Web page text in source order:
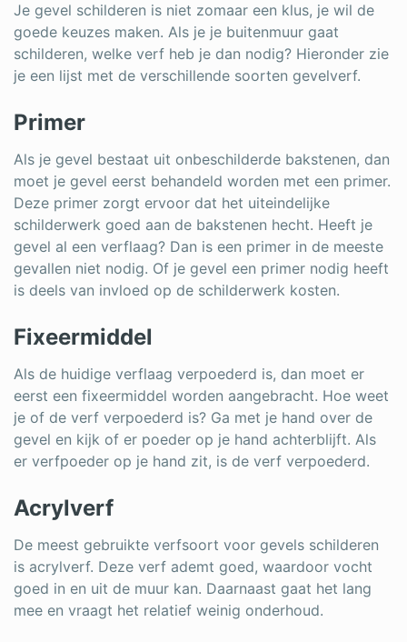
Je gevel schilderen is niet zomaar een klus, je wil de
goede keuzes maken. Als je je buitenmuur gaat
schilderen, welke verf heb je dan nodig? Hieronder zie
je een lijst met de verschillende soorten gevelverf.
Primer
Als je gevel bestaat uit onbeschilderde bakstenen, dan
moet je gevel eerst behandeld worden met een primer.
Deze primer zorgt ervoor dat het uiteindelijke
schilderwerk goed aan de bakstenen hecht. Heeft je
gevel al een verflaag? Dan is een primer in de meeste
gevallen niet nodig. Of je gevel een primer nodig heeft
is deels van invloed op de schilderwerk kosten.
Fixeermiddel
Als de huidige verflaag verpoederd is, dan moet er
eerst een fixeermiddel worden aangebracht. Hoe weet
je of de verf verpoederd is? Ga met je hand over de
gevel en kijk of er poeder op je hand achterblijft. Als
er verfpoeder op je hand zit, is de verf verpoederd.
Acrylverf
De meest gebruikte verfsoort voor gevels schilderen
is acrylverf. Deze verf ademt goed, waardoor vocht
goed in en uit de muur kan. Daarnaast gaat het lang
mee en vraagt het relatief weinig onderhoud.